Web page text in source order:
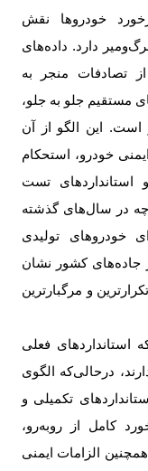
خودروها نقش
دارد. داده‌های
تصادفات منجر به
مستقیم جلو به جلو،
است. این الگو از آن
خودرو، استحکام
تست
در سال‌های گذشته
خودروهای تولیدی
جاده‌های کشور نشان
و مرگبارترین
فعلی
درحالی‌که الگوی
تکمیلی و
کامل از روبه‌رو،
الزامات ایمنی